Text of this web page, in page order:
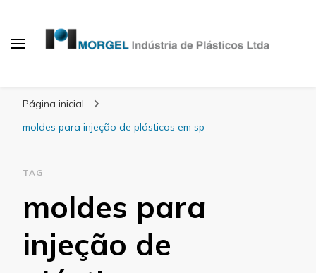
Página inicial
moldes para injeção de plásticos em sp
TAG
moldes para
injeção de